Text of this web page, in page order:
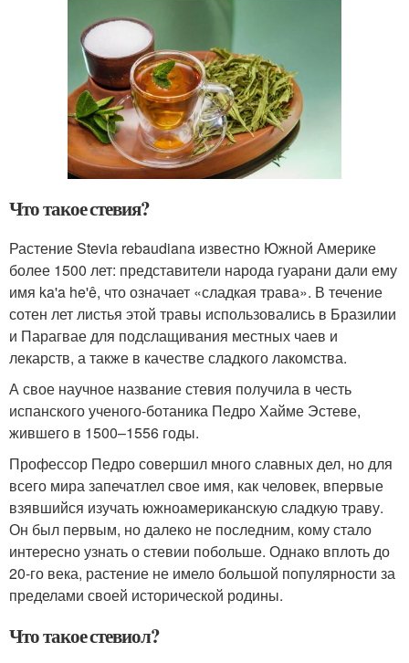
Что такое стевия?
Растение Stevia rebaudiana известно Южной Америке
более 1500 лет: представители народа гуарани дали ему
имя ka'a he'ê, что означает «сладкая трава». В течение
сотен лет листья этой травы использовались в Бразилии
и Парагвае для подслащивания местных чаев и
лекарств, а также в качестве сладкого лакомства.
А свое научное название стевия получила в честь
испанского ученого-ботаника Педро Хайме Эстеве,
жившего в 1500–1556 годы.
Профессор Педро совершил много славных дел, но для
всего мира запечатлел свое имя, как человек, впервые
взявшийся изучать южноамериканскую сладкую траву.
Он был первым, но далеко не последним, кому стало
интересно узнать о стевии побольше. Однако вплоть до
20-го века, растение не имело большой популярности за
пределами своей исторической родины.
Что такое стевиол?